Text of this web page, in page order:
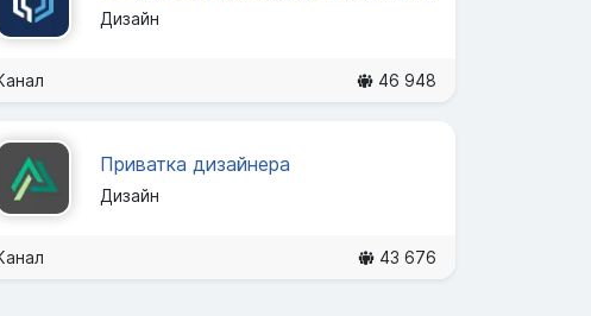
Дизайн
46 948
Приватка дизайнера
Дизайн
43 676